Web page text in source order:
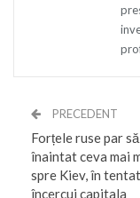
PRECEDENT
Forțele ruse par
înaintat ceva mai
spre Kiev, în
încercui capitala